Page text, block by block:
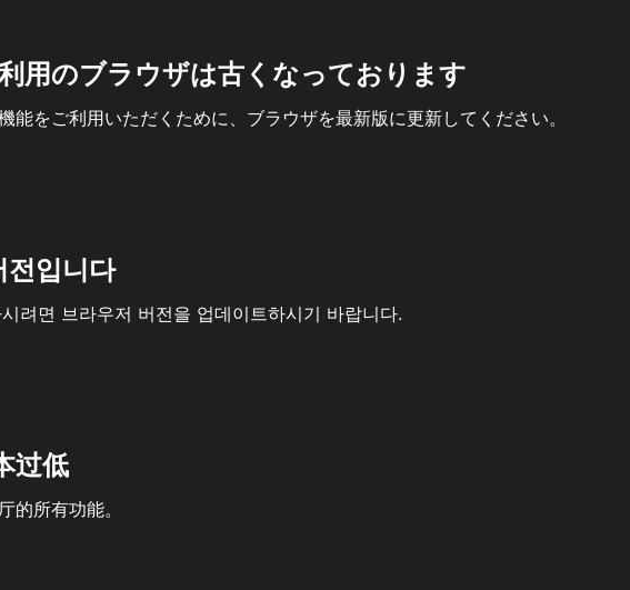
用のブラウザは古くなっております
能をご利用いただくために、ブラウザを最新版に更新してください。
전입니다
려면 브라우저 버전을 업데이트하시기 바랍니다.
过低
的所有功能。